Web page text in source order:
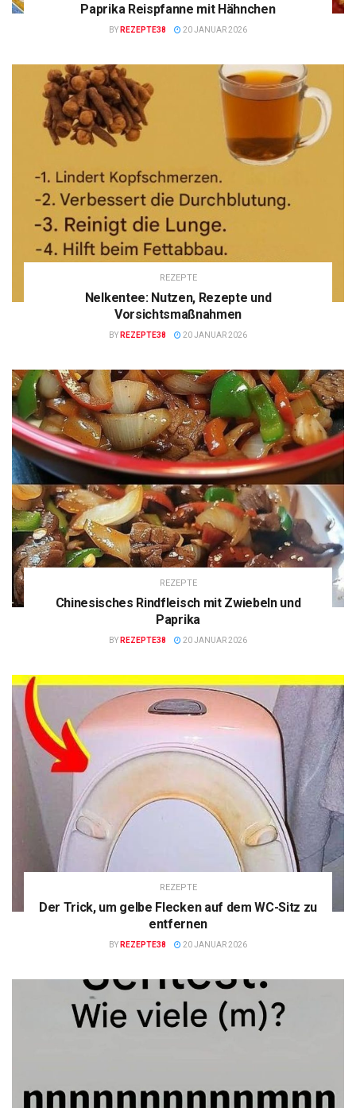
Paprika Reispfanne mit Hähnchen
BY REZEPTE38 20 JANUAR 2026
REZEPTE
Nelkentee: Nutzen, Rezepte und
Vorsichtsmaßnahmen
BY REZEPTE38 20 JANUAR 2026
REZEPTE
Chinesisches Rindfleisch mit Zwiebeln und
Paprika
BY REZEPTE38 20 JANUAR 2026
REZEPTE
Der Trick, um gelbe Flecken auf dem WC-Sitz zu
entfernen
BY REZEPTE38 20 JANUAR 2026